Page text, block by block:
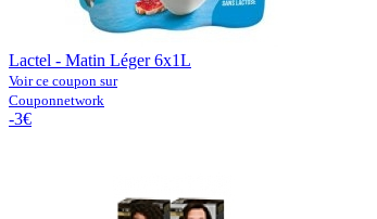
Lactel - Matin Léger 6x1L
Voir ce coupon sur
Couponnetwork
-3€